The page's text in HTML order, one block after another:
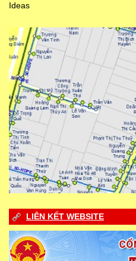
LIÊN KẾT WEBSITE